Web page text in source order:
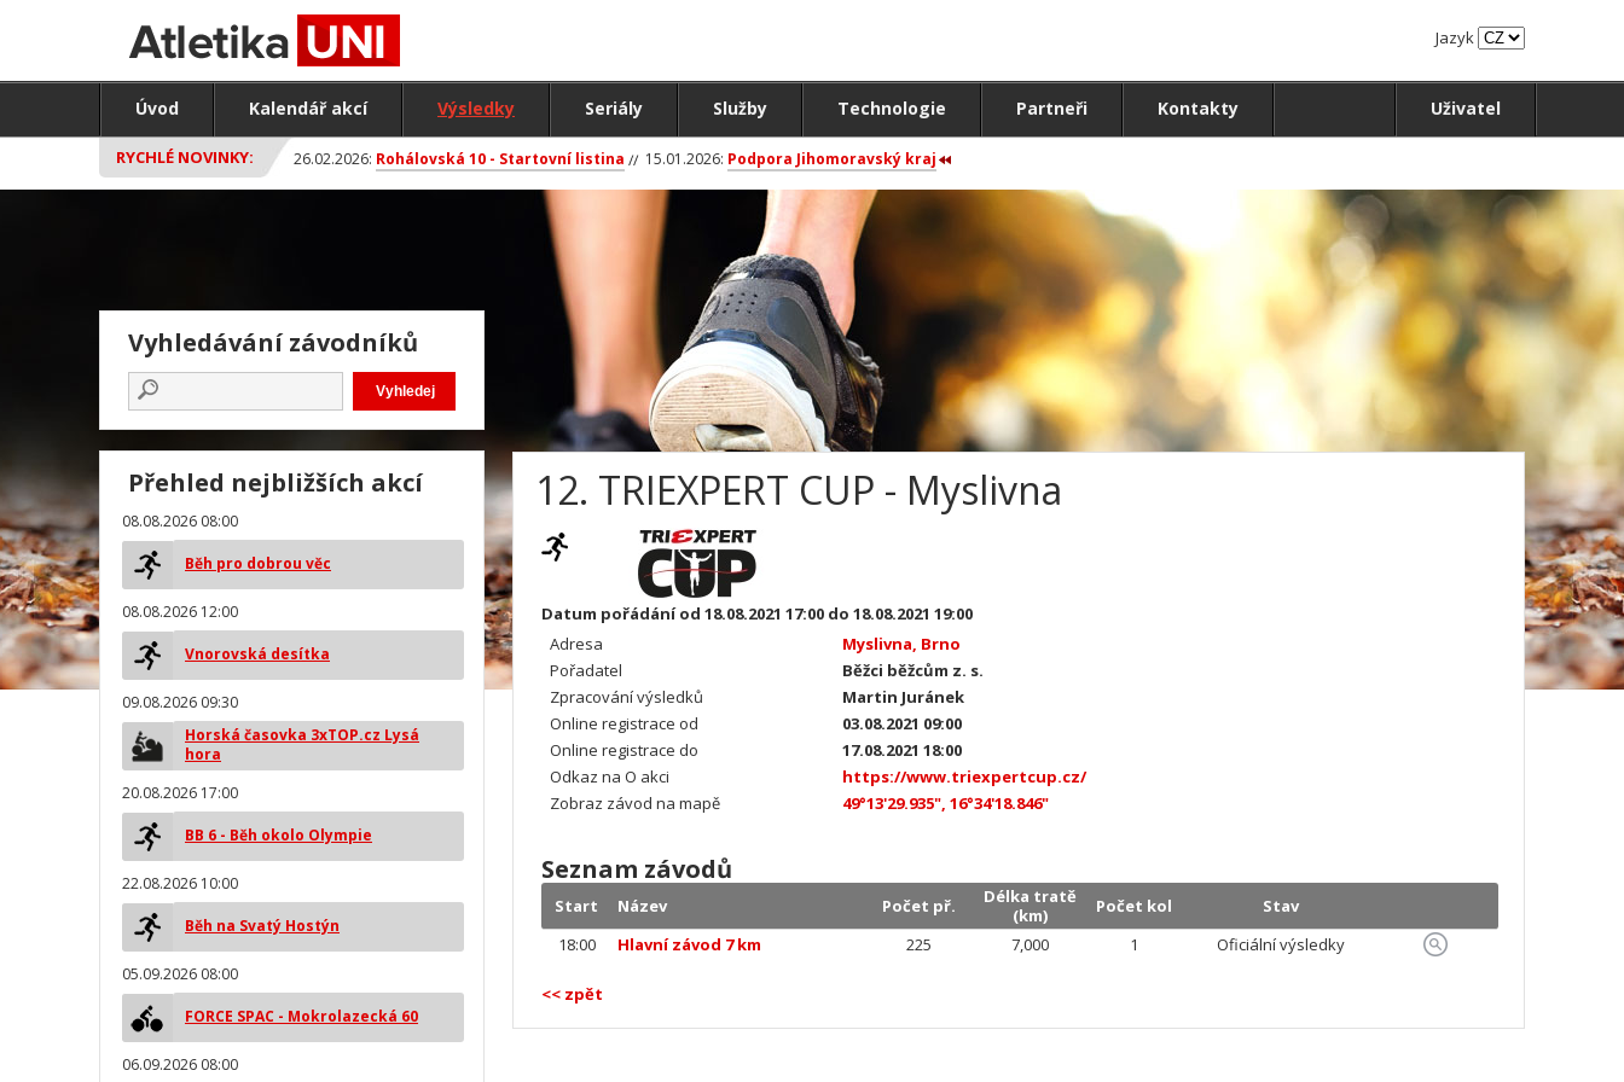
Jazyk
Úvod Kalendář akcí Výsledky Seriály Služby Technologie Partneři Kontakty Uživatel
RYCHLÉ NOVINKY: 26.02.2026: Rohálovská 10 - Startovní listina 15.01.2026: Podpora Jihomoravský kraj
12. TRIEXPERT CUP - Myslivna
Datum pořádání od 18.08.2021 17:00 do 18.08.2021 19:00
Adresa
Myslivna, Brno
Pořadatel
Běžci běžcům z. s.
Zpracování výsledků
Martin Juránek
Online registrace od
03.08.2021 09:00
Online registrace do
17.08.2021 18:00
Odkaz na O akci
https://www.triexpertcup.cz/
Zobraz závod na mapě
49°13'29.935", 16°34'18.846"
Seznam závodů
Start Název Počet př.
Délka tratě
(km)
Počet kol
Stav
18:00
Hlavní závod 7 km 225 7,000 1 Oficiální výsledky
<< zpět
Vyhledávání závodníků
Přehled nejbližších akcí
08.08.2026 08:00
Běh pro dobrou věc
08.08.2026 12:00
Vnorovská desítka
09.08.2026 09:30
Horská časovka 3xTOP.cz Lysá
hora
20.08.2026 17:00
BB 6 - Běh okolo Olympie
22.08.2026 10:00
Běh na Svatý Hostýn
05.09.2026 08:00
FORCE SPAC - Mokrolazecká 60
06.09.2026 08:00